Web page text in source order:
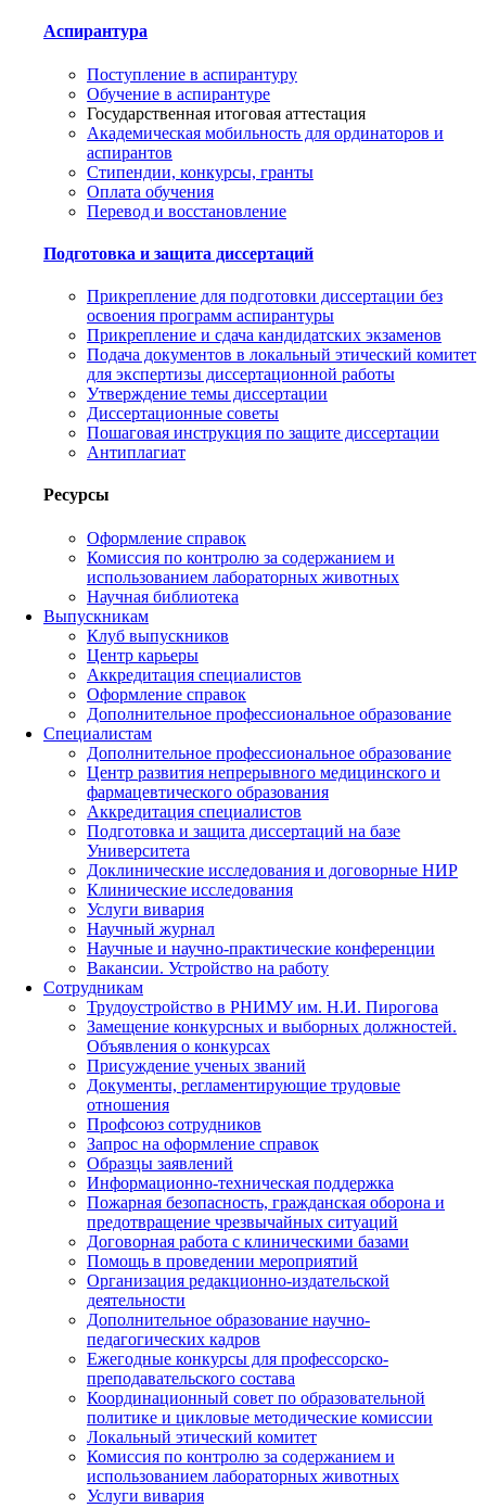
Аспирантура
Поступление в аспирантуру
Обучение в аспирантуре
Государственная итоговая аттестация
Академическая мобильность для ординаторов и
аспирантов
Стипендии, конкурсы, гранты
Оплата обучения
Перевод и восстановление
Подготовка и защита диссертаций
Прикрепление для подготовки диссертации без
освоения программ аспирантуры
Прикрепление и сдача кандидатских экзаменов
Подача документов в локальный этический комитет
для экспертизы диссертационной работы
Утверждение темы диссертации
Диссертационные советы
Пошаговая инструкция по защите диссертации
Антиплагиат
Ресурсы
Оформление справок
Комиссия по контролю за содержанием и
использованием лабораторных животных
Научная библиотека
Выпускникам
Клуб выпускников
Центр карьеры
Аккредитация специалистов
Оформление справок
Дополнительное профессиональное образование
Специалистам
Дополнительное профессиональное образование
Центр развития непрерывного медицинского и
фармацевтического образования
Аккредитация специалистов
Подготовка и защита диссертаций на базе
Университета
Доклинические исследования и договорные НИР
Клинические исследования
Услуги вивария
Научный журнал
Научные и научно-практические конференции
Вакансии. Устройство на работу
Сотрудникам
Трудоустройство в РНИМУ им. Н.И. Пирогова
Замещение конкурсных и выборных должностей.
Объявления о конкурсах
Присуждение ученых званий
Документы, регламентирующие трудовые
отношения
Профсоюз сотрудников
Запрос на оформление справок
Образцы заявлений
Информационно-техническая поддержка
Пожарная безопасность, гражданская оборона и
предотвращение чрезвычайных ситуаций
Договорная работа с клиническими базами
Помощь в проведении мероприятий
Организация редакционно-издательской
деятельности
Дополнительное образование научно-
педагогических кадров
Ежегодные конкурсы для профессорско-
преподавательского состава
Координационный совет по образовательной
политике и цикловые методические комиссии
Локальный этический комитет
Комиссия по контролю за содержанием и
использованием лабораторных животных
Услуги вивария